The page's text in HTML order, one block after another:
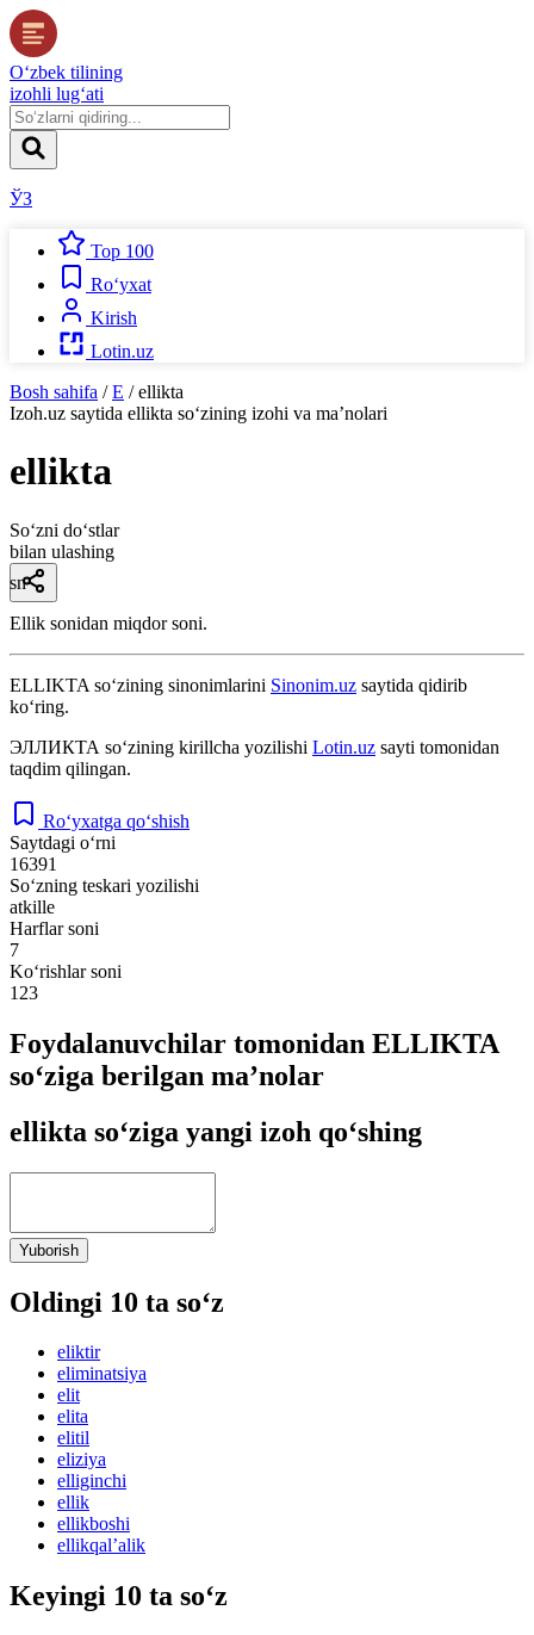
O‘zbek tilining
izohli lug‘ati
ЎЗ
Top 100
Ro‘yxat
Kirish
Lotin.uz
Bosh sahifa / E / ellikta
Izoh.uz saytida ellikta so‘zining izohi va ma’nolari
ellikta
So‘zni do‘stlar
bilan ulashing
sn
Ellik sonidan miqdor soni.
ELLIKTA so‘zining sinonimlarini Sinonim.uz saytida qidirib
ko‘ring.
ЭЛЛИКТА so‘zining kirillcha yozilishi Lotin.uz sayti tomonidan
taqdim qilingan.
Ro‘yxatga qo‘shish
Saytdagi o‘rni
16391
So‘zning teskari yozilishi
atkille
Harflar soni
7
Ko‘rishlar soni
123
Foydalanuvchilar tomonidan ELLIKTA
so‘ziga berilgan ma’nolar
ellikta so‘ziga yangi izoh qo‘shing
Yuborish
Oldingi 10 ta so‘z
eliktir
eliminatsiya
elit
elita
elitil
eliziya
elliginchi
ellik
ellikboshi
ellikqalʼalik
Keyingi 10 ta so‘z